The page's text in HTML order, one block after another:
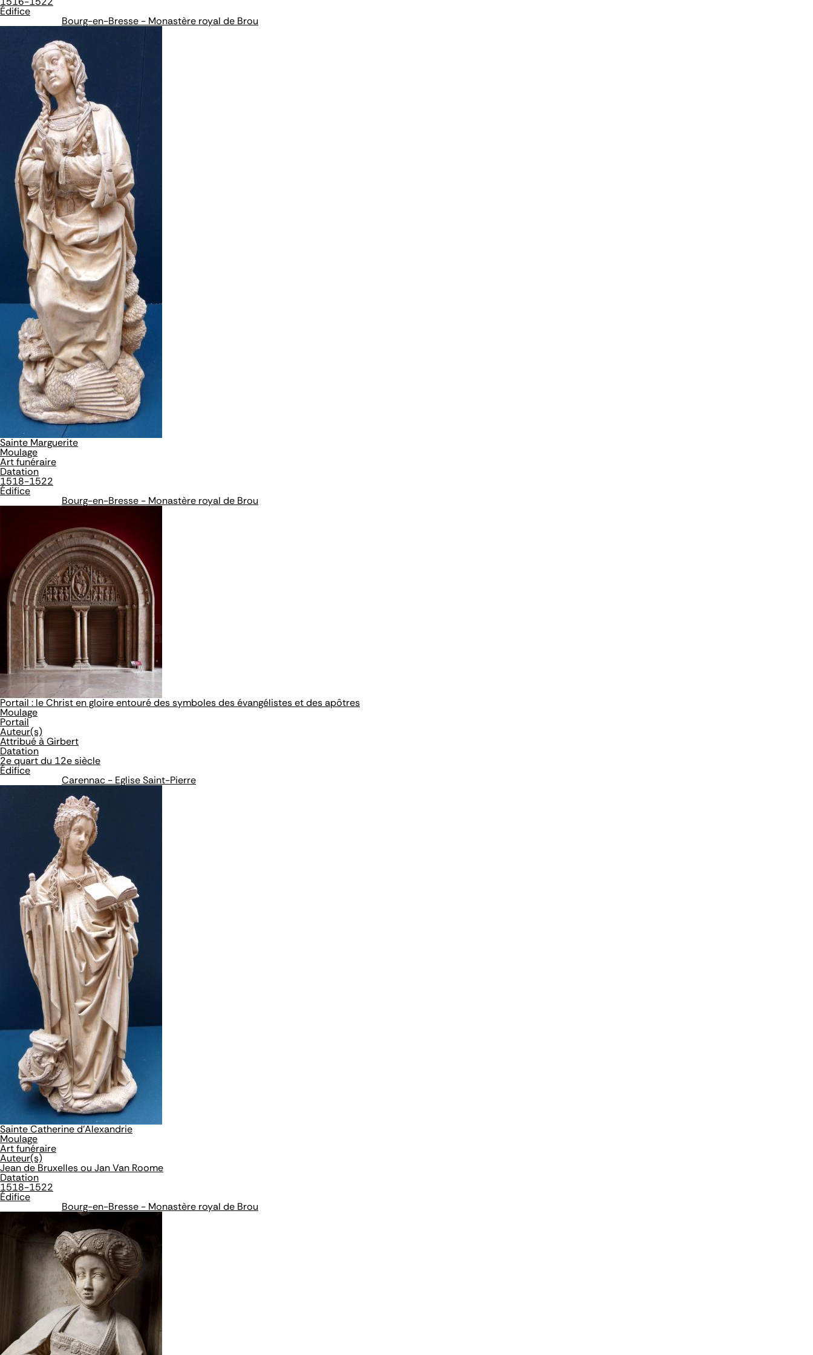
Édifice
Bourg-en-Bresse - Monastère royal de Brou
Sainte Marguerite
Moulage
Art funéraire
Datation
1518-1522
Édifice
Bourg-en-Bresse - Monastère royal de Brou
Portail : le Christ en gloire entouré des symboles des évangélistes et des apôtres
Moulage
Portail
Auteur(s)
Attribué à Girbert
Datation
2e quart du 12e siècle
Édifice
Carennac - Eglise Saint-Pierre
Sainte Catherine d'Alexandrie
Moulage
Art funéraire
Auteur(s)
Jean de Bruxelles ou Jan Van Roome
Datation
1518-1522
Édifice
Bourg-en-Bresse - Monastère royal de Brou